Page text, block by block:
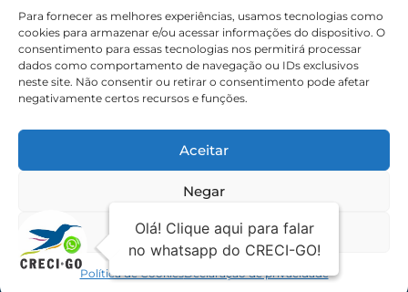
Para fornecer as melhores experiências, usamos tecnologias como
cookies para armazenar e/ou acessar informações do dispositivo. O
consentimento para essas tecnologias nos permitirá processar
dados como comportamento de navegação ou IDs exclusivos
neste site. Não consentir ou retirar o consentimento pode afetar
negativamente certos recursos e funções.
Aceitar
Negar
Ver preferências
Política de CookiesDeclaração de privacidade
CALDAS NOVAS
SEDE
62 3095-6530 / 62 3236-7350 / 62 99643-1994
8:30h às 17:30h
Rua 56 – Palácio dos Colibris, N° 390,
Jardim Goiás, Goiânia-GO, CEP 74810240
© 2026 Todos os direitos reservados | Mantido
por i2Br
privacidade